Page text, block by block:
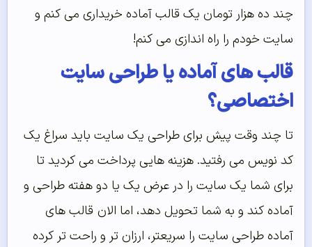
چند ده هزار تومان یک قالب آماده خریداری می کنم و
سایت خودم را راه اندازی می کنم!
قالب های آماده یا طراحی سایت
اختصاصی؟
تا چند وقت پیش برای طراحی یک سایت باید سراغ یک
کد نویس می رفتید. هزینه هایی پرداخت می کردید تا
برای شما یک سایت را در عرض یک یا دو هفته طراحی و
آماده کند و به شما تحویل دهد، اما الان قالب های
آماده طراحی سایت را سریعتر، ارزان تر و راحت تر کرده